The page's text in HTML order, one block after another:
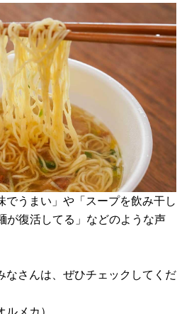
でうまい」や「スープを飲み干し
が復活してる」などのような声
なさんは、ぜひチェックしてくだ
ルメカ）